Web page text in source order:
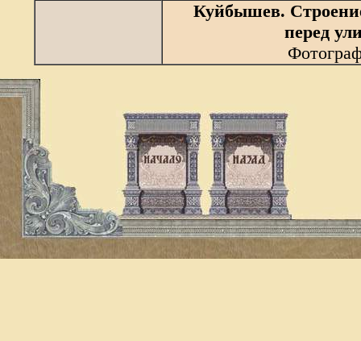
Куйбышев.
перед